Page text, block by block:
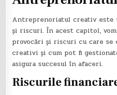
Antreprenoriatul creativ este
și riscuri. În acest capitol,
provocări și riscuri cu care
creativi și cum pot fi
asigura succesul în afaceri.
Riscurile